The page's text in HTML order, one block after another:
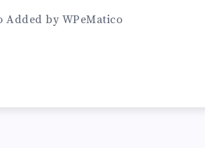
Added by WPeMatico